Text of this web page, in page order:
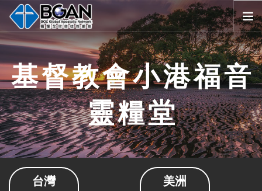
首頁
全球堂會
消息公告
影音媒體
代禱事項
資源共享
友好連結
基督教會小港福音
靈糧堂
台灣 美洲